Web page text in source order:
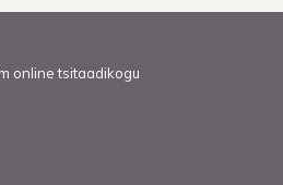
online tsitaadikogu